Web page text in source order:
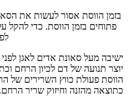
בזמן הווסת אסור לעשות את
פתוחים בזמן הווסת. כדי להקל
ישיבה מעל סאונת אדים לאגן
יוצר תנועה של דם לכיון הרחם
הווסת פעולת כווץ השרירים של
כתוצאה מהזנה וחיזוק שריר הרחם.